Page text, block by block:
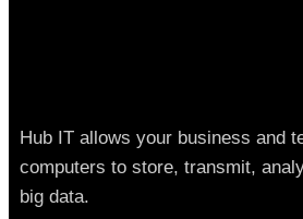
Hub IT allows your business and
computers to store, transmit,
big data.